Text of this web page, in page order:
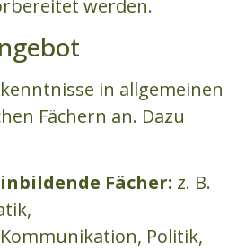
werden.
in allgemeinen
Fächern an. Dazu
Fächer: z. B.
Politik,